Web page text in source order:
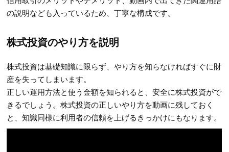
の説明なども入っているため、丁寧な構成です。
株式投資のやり方を説明
株式投資は基礎知識に限らず、やり方を知らなければすぐに財
産を失ってしまいます。
正しい運用方法と使う金額を知られると、安全に株式投資がで
きるでしょう。株式投資の正しいやり方を動画に残しておく
と、知識同様に利用者の信頼を上げるきっかけにもなります。